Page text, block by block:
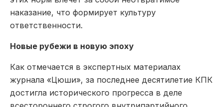
наказание, что формирует культуру
ответственности.
Новые рубежи в новую эпоху
Как отмечается в экспертных материалах
журнала «Цюши», за последнее десятилетие КПК
достигла исторического прогресса в деле